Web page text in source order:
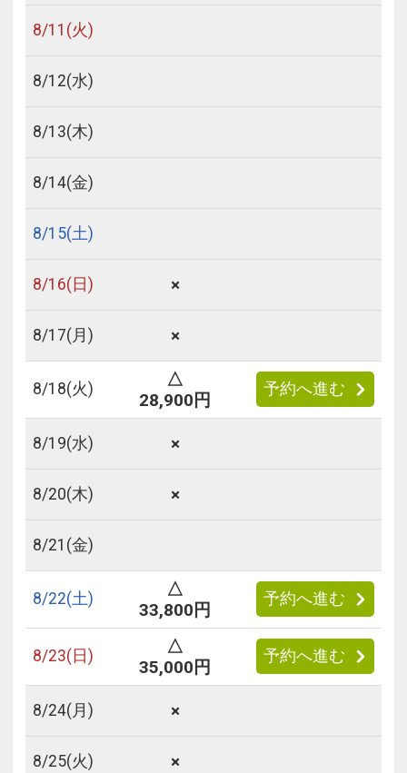
8/11 (火)
8/12(水)
8/13(木)
8/14(金)
8/15(土)
8/16(日) ×
8/17(月) ×
8/18(火)
△
28,900円
予約へ進む
8/19(水) ×
8/20(木) ×
8/21 (金)
8/22(土)
△
33,800円
予約へ進む
8/23(日)
△
35,000円
予約へ進む
8/24(月) ×
8/25(火) ×